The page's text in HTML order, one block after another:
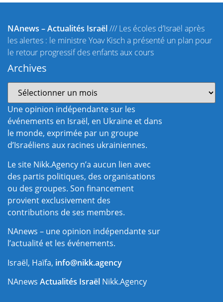
NAnews – Actualités Israël/// Les écoles d’Israël après
les alertes : le ministre Yoav Kisch a présenté un plan pour
le retour progressif des enfants aux cours
Archives
Une opinion indépendante sur les
événements en Israël, en Ukraine et dans
le monde, exprimée par un groupe
d’Israéliens aux racines ukrainiennes.
Le site Nikk.Agency n’a aucun lien avec
des partis politiques, des organisations
ou des groupes. Son financement
provient exclusivement des
contributions de ses membres.
NAnews – une opinion indépendante sur
l’actualité et les événements.
Israël, Haïfa, info@nikk.agency
NAnews Actualités Israël Nikk.Agency